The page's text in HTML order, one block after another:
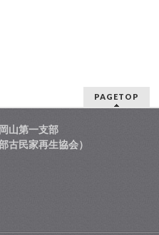
PAGETOP
山第一支部
古民家再生協会）